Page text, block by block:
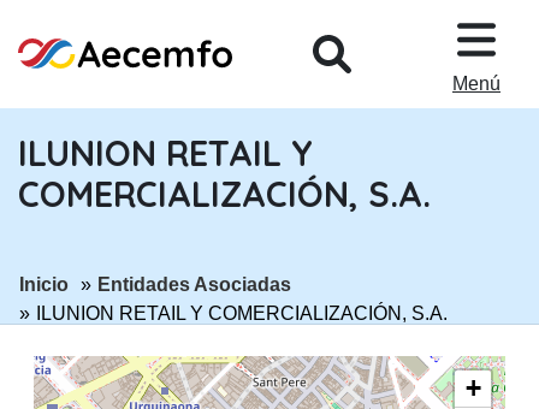
Menú
ILUNION RETAIL Y
COMERCIALIZACIÓN, S.A.
ir a página:
Inicio ir a página:
Entidades Asociadas
ILUNION RETAIL Y COMERCIALIZACIÓN, S.A.
+